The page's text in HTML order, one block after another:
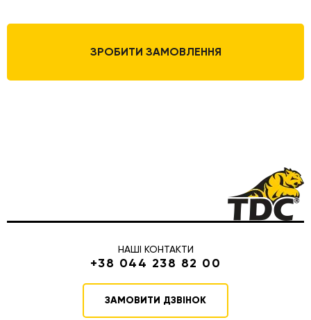
ЗРОБИТИ ЗАМОВЛЕННЯ
НАШІ КОНТАКТИ
+38 044 238 82 00
ЗАМОВИТИ ДЗВІНОК